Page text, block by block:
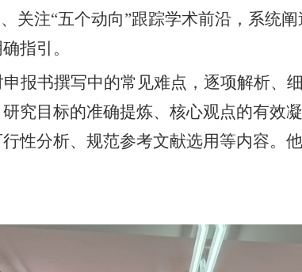
关注“五个动向”跟踪学术前沿，系统
指引。
报书撰写中的常见难点，逐项解析、
究目标的准确提炼、核心观点的有效
性分析、规范参考文献选用等内容。